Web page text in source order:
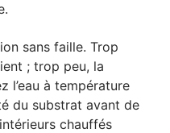
sans faille. Trop
; trop peu, la
l’eau à température
du substrat avant de
chauffés